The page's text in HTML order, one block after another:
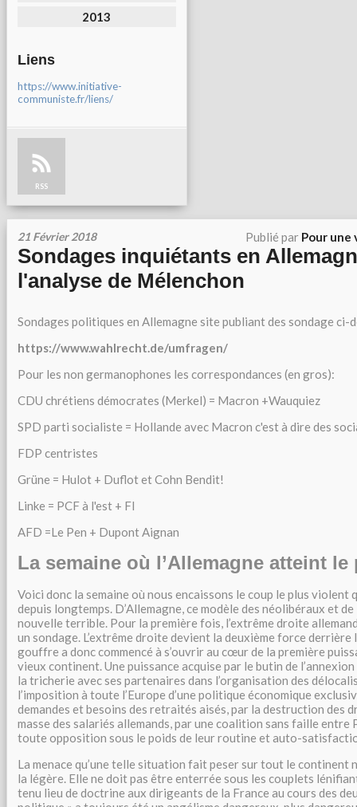
2013
Liens
https://www.initiative-
communiste.fr/liens/
RSS
21 Février 2018 Publié par Pour une
Sondages inquiétants en
l'analyse de Mélenchon
Sondages politiques en Allemagne site publiant des sondage ci-
https://www.wahlrecht.de/umfragen/
Pour les non germanophones les correspondances (en gros):
CDU chrétiens démocrates (Merkel) = Macron +Wauquiez
SPD parti socialiste = Hollande avec Macron c'est à dire des
FDP centristes
Grüne = Hulot + Duflot et Cohn Bendit!
Linke = PCF à l'est + FI
AFD =Le Pen + Dupont Aignan
La semaine où l’Allemagne atteint
Voici donc la semaine où nous encaissons le coup le plus violent
depuis longtemps. D’Allemagne, ce modèle des néolibéraux et
nouvelle terrible. Pour la première fois, l’extrême droite
un sondage. L’extrême droite devient la deuxième force derrière
gouffre a donc commencé à s’ouvrir au cœur de la première
vieux continent. Une puissance acquise par le butin de l’annexion
la tricherie avec ses partenaires dans l’organisation des
l’imposition à toute l’Europe d’une politique économique
demandes et besoins des retraités aisés, par la destruction des
masse des salariés allemands, par une coalition sans faille entre
toute opposition sous le poids de leur routine et auto-
La menace qu’une telle situation fait peser sur tout le continent
la légère. Elle ne doit pas être enterrée sous les couplets
tenu lieu de doctrine aux dirigeants de la France au cours des